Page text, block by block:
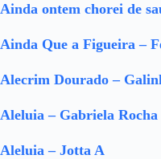
Ainda ontem chorei de
Ainda Que a Figueira –
Alecrim Dourado –
Aleluia – Gabriela Rocha
Aleluia – Jotta A